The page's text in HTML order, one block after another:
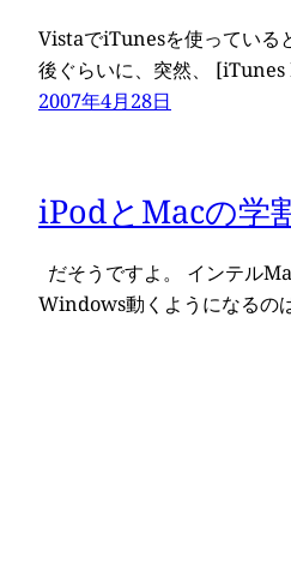
VistaでiTunesを使っている
後ぐらいに、突然、
2007年4月28日
iPodとMacの学
だそうですよ。 インテル
Windows動くようになるの